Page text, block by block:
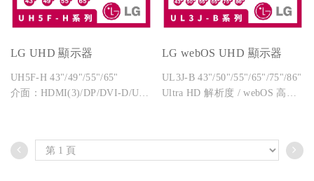
LG UHD 顯示器
UH5F-H 43"/49"/55"/65"
介面：HDMI(3)/DP/DVI-D/USB
LG webOS UHD 顯示器
UL3J-B 43"/50"/55"/65"/75"/86"
Ultra HD 解析度 / webOS 高效